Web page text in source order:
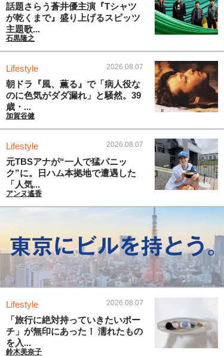
話題さらう蒼井優主演『Tシャツ
が乾くまで』盛り上げるスピッツ
主題歌...
石黒隆之
Lifestyle 2026.08.07
朝ドラ『風、薫る』で「病人役な
のに色気がダダ漏れ」と騒然。39
歳・...
加賀谷健
Lifestyle 2026.08.07
元TBSアナが“一人で猛パニッ
ク”に。日ハム本拠地で遭遇した
「人気...
アンヌ遙香
Lifestyle 2026.08.07
「旅行に絶対持っていきたいポー
チ」が無印にあった！ 濡れたもの
を入...
鈴木美奈子